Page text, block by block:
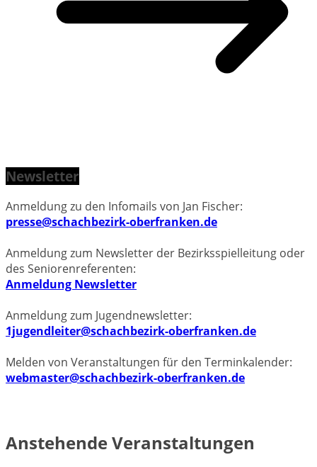
Newsletter
Anmeldung zu den Infomails von Jan Fischer:
presse@schachbezirk-oberfranken.de
Anmeldung zum Newsletter der Bezirksspielleitung oder
des Seniorenreferenten:
Anmeldung Newsletter
Anmeldung zum Jugendnewsletter:
1jugendleiter@schachbezirk-oberfranken.de
Melden von Veranstaltungen für den Terminkalender:
webmaster@schachbezirk-oberfranken.de
Anstehende Veranstaltungen